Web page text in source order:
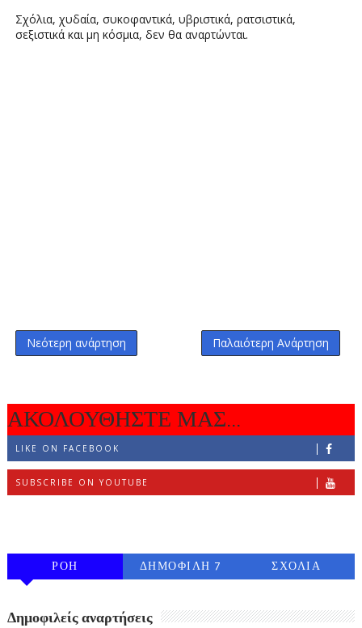
Σχόλια, χυδαία, συκοφαντικά, υβριστικά, ρατσιστικά,
σεξιστικά και μη κόσμια, δεν θα αναρτώνται.
Νεότερη ανάρτηση Παλαιότερη Ανάρτηση
ΑΚΟΛΟΥΘΗΣΤΕ ΜΑΣ...
LIKE ON FACEBOOK
SUBSCRIBE ON YOUTUBE
ΡΟΗ
ΔΗΜΟΦΙΛΗ 7
ΣΧΟΛΙΑ
Δημοφιλείς αναρτήσεις